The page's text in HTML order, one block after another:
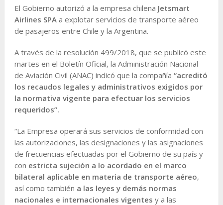
El Gobierno autorizó a la empresa chilena Jetsmart
Airlines SPAa explotar servicios de transporte aéreo
de pasajeros entre Chile y la Argentina.
A través de la resolución 499/2018, que se publicó este
martes en el Boletín Oficial, la Administración Nacional
de Aviación Civil (ANAC) indicó que la compañía “acreditó
los recaudos legales y administrativos exigidos por
la normativa vigente para efectuar los servicios
requeridos”.
“La Empresa operará sus servicios de conformidad con
las autorizaciones, las designaciones y las asignaciones
de frecuencias efectuadas por el Gobierno de su país y
con estricta sujeción a lo acordado en el marco
bilateral aplicable en materia de transporte aéreo,
así como también a las leyes y demás normas
nacionales e internacionales vigentes y a las